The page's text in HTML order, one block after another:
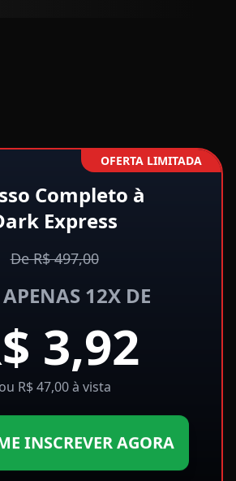
OFERTA LIMITADA
Completo à
Express
De R$ 497,00
12X DE
3,92
ou R$ 47,00 à vista
INSCREVER AGORA